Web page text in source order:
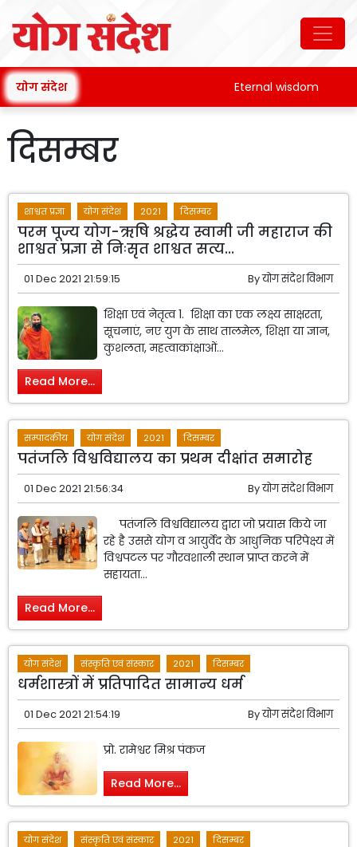
योग संदेश Eternal wisdom
दिसम्बर
शाश्वत प्रज्ञा योग संदेश 2021 दिसम्बर
परम पूज्य योग-ऋषि श्रद्धेय स्वामी जी महाराज की
शाश्वत प्रज्ञा से निःसृत शाश्वत सत्य...
01 Dec 2021 21:59:15 Byयोग संदेश विभाग
शिक्षा एवं नेतृत्व 1. शिक्षा का एक लक्ष्य साक्षरता,
सूचनाएं, नए युग के साथ तालमेल, शिक्षा या ज्ञान,
कुशलता, महत्वाकांक्षाओं...
Read More...
सम्पादकीय योग संदेश 2021 दिसम्बर
पतंजलि विश्वविद्यालय का प्रथम दीक्षांत समारोह
01 Dec 2021 21:56:34 Byयोग संदेश विभाग
पतंजलि विश्वविद्यालय द्वारा जो प्रयास किये जा
रहे है उससे योग व आयुर्वेद के आधुनिक परिपेक्ष्य में
विश्वपटल पर गौरवशाली स्थान प्राप्त करने में
सहायता...
Read More...
योग संदेश संस्कृति एवं संस्कार 2021 दिसम्बर
धर्मशास्त्रों में प्रतिपादित सामान्य धर्म
01 Dec 2021 21:54:19 Byयोग संदेश विभाग
प्रो. रामेश्वर मिश्र पंकज
Read More...
योग संदेश संस्कृति एवं संस्कार 2021 दिसम्बर